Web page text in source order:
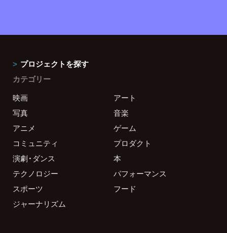
プロジェクトを探す
カテゴリー
映画
アート
写真
音楽
アニメ
ゲーム
コミュニティ
プロダクト
演劇・ダンス
本
テクノロジー
パフォーマンス
スポーツ
フード
ジャーナリズム